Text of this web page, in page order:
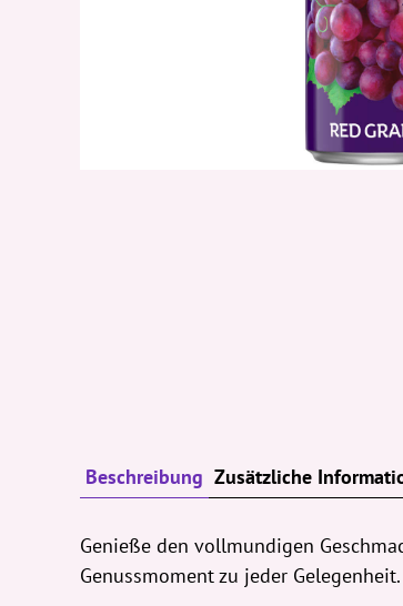
Beschreibung Zusätzliche
Genieße den vollmundigen
Genussmoment zu jeder Gelegenheit.